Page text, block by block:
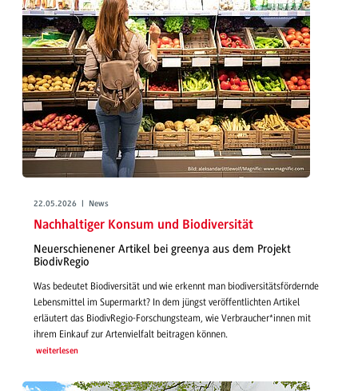
22.05.2026 | News
Nachhaltiger Konsum und Biodiversität
Neuerschienener Artikel bei greenya aus dem Projekt
BiodivRegio
Was bedeutet Biodiversität und wie erkennt man biodiversitätsfördernde
Lebensmittel im Supermarkt? In dem jüngst veröffentlichten Artikel
erläutert das BiodivRegio-Forschungsteam, wie Verbraucher*innen mit
ihrem Einkauf zur Artenvielfalt beitragen können.
weiterlesen